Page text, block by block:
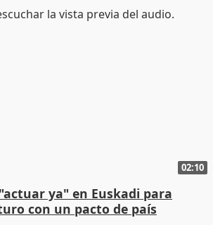
02:10
ya" en Euskadi para
con un pacto de país